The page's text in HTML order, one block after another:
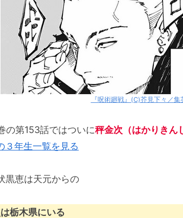
戦の18巻のネタバレ解説！第157話では秤
戦の18巻のネタバレ解説！第158話では「
戦の18巻のネタバレ解説！第159話では日
戦の18巻のネタバレ解説！第160話ではつ
戦の18巻のネタバレ解説！第160話では初
廻戦の18巻のネタバレ解説！禪院家の結末
『呪術廻戦』(C)芥見下々／集
の第153話ではついに秤金次（はかりきん
３年生一覧を見る
黒恵は天元からの
栃木県にいる